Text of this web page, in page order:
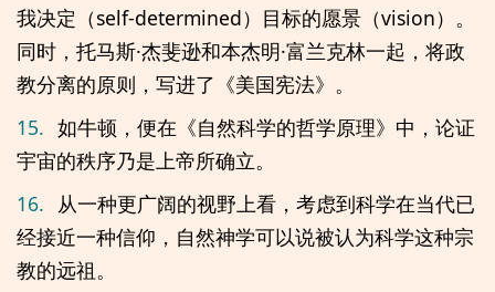
我决定（self-determined）目标的愿景（vision）。
同时，托马斯·杰斐逊和本杰明·富兰克林一起，将政
教分离的原则，写进了《美国宪法》。
15. 如牛顿，便在《自然科学的哲学原理》中，论证
宇宙的秩序乃是上帝所确立。
16. 从一种更广阔的视野上看，考虑到科学在当代已
经接近一种信仰，自然神学可以说被认为科学这种宗
教的远祖。